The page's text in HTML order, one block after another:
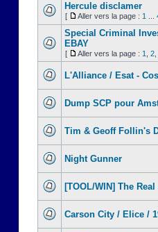
Hercule disclamer
[ Aller vers la page : 1
Special Criminal
EBAY
[ Aller vers la page : 1 2
L'Alliance / Esat -
Dump SCP pour
Tim & Geoff Follin's
Night Gunner
[TOOL/WIN] The
Carson City / Elice /